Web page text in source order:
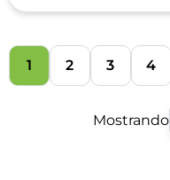
1 2 3 4
Mostrando